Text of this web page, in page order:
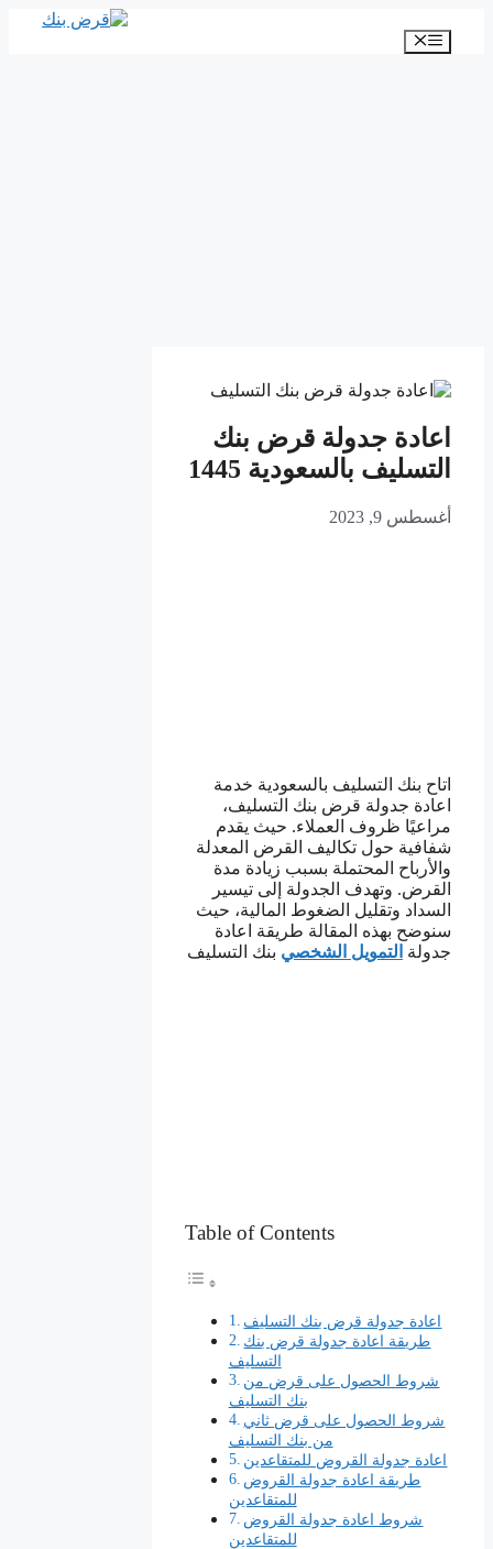
المحتوى
القائمة
اعادة جدولة قرض بنك
التسليف بالسعودية 1445
أغسطس 9, 2023
اتاح بنك التسليف بالسعودية خدمة
اعادة جدولة قرض بنك التسليف،
مراعيًا ظروف العملاء. حيث يقدم
شفافية حول تكاليف القرض المعدلة
والأرباح المحتملة بسبب زيادة مدة
القرض. وتهدف الجدولة إلى تيسير
السداد وتقليل الضغوط المالية، حيث
سنوضح بهذه المقالة طريقة اعادة
جدولة التمويل الشخصي بنك التسليف
Table of Contents
اعادة جدولة قرض بنك التسليف
طريقة اعادة جدولة قرض بنك
التسليف
شروط الحصول على قرض من
بنك التسليف
شروط الحصول على قرض ثاني
من بنك التسليف
اعادة جدولة القروض للمتقاعدين
طريقة اعادة جدولة القروض
للمتقاعدين
شروط اعادة جدولة القروض
للمتقاعدين